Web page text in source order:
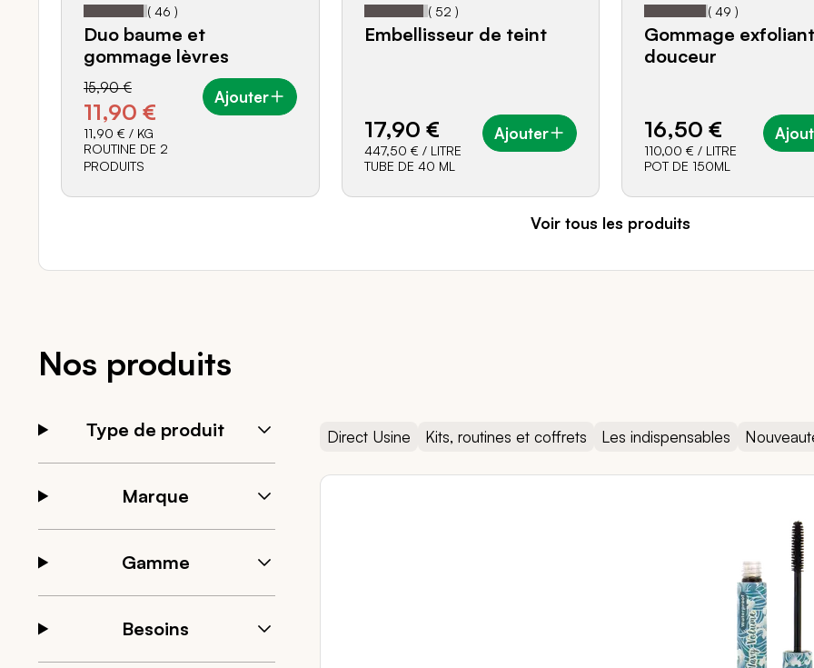
( 46 )
Duo baume et
gommage lèvres
11,90 €
15,90 €
11,90 € / KG
ROUTINE DE 2
PRODUITS
Ajouter
( 52 )
Embellisseur de teint
17,90 €
447,50 € / LITRE
TUBE DE 40 ML
Ajouter
( 49 )
Gommage exfoliant
douceur
16,50 €
110,00 € / LITRE
POT DE 150ML
Voir tous les produits
Nos produits
Direct Usine Kits, routines et coffrets Les indispensables
Type de produit
Marque
Gamme
Besoins